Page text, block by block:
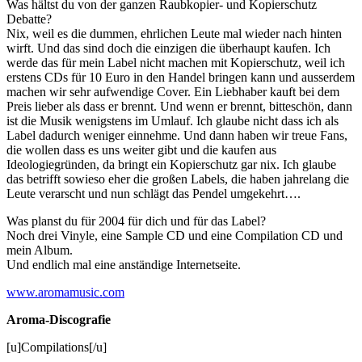
Was hältst du von der ganzen Raubkopier- und Kopierschutz
Debatte?
Nix, weil es die dummen, ehrlichen Leute mal wieder nach hinten
wirft. Und das sind doch die einzigen die überhaupt kaufen. Ich
werde das für mein Label nicht machen mit Kopierschutz, weil ich
erstens CDs für 10 Euro in den Handel bringen kann und ausserdem
machen wir sehr aufwendige Cover. Ein Liebhaber kauft bei dem
Preis lieber als dass er brennt. Und wenn er brennt, bitteschön, dann
ist die Musik wenigstens im Umlauf. Ich glaube nicht dass ich als
Label dadurch weniger einnehme. Und dann haben wir treue Fans,
die wollen dass es uns weiter gibt und die kaufen aus
Ideologiegründen, da bringt ein Kopierschutz gar nix. Ich glaube
das betrifft sowieso eher die großen Labels, die haben jahrelang die
Leute verarscht und nun schlägt das Pendel umgekehrt….
Was planst du für 2004 für dich und für das Label?
Noch drei Vinyle, eine Sample CD und eine Compilation CD und
mein Album.
Und endlich mal eine anständige Internetseite.
www.aromamusic.com
Aroma-Discografie
[u]Compilations[/u]